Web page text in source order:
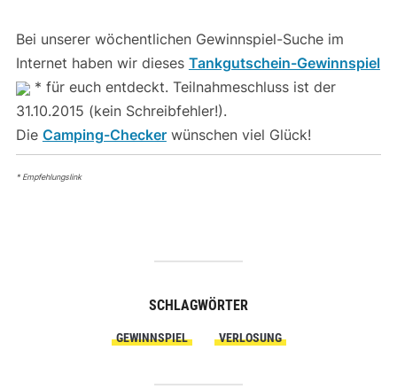
Bei unserer wöchentlichen Gewinnspiel-Suche im
Internet haben wir dieses Tankgutschein-Gewinnspiel
* für euch entdeckt. Teilnahmeschluss ist der
31.10.2015 (kein Schreibfehler!).
Die Camping-Checkerwünschen viel Glück!
* Empfehlungslink
SCHLAGWÖRTER
GEWINNSPIEL VERLOSUNG